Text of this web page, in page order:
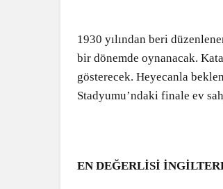
1930 yılından beri
bir dönemde oynanacak.
gösterecek. Heyecanla
Stadyumu’ndaki finale ev
EN DEĞERLİSİ